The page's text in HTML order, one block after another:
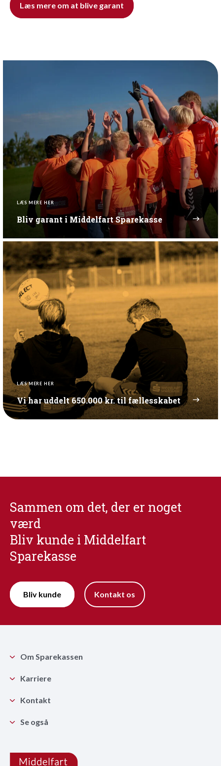
Læs mere om at blive garant
LÆS MERE HER
Bliv garant i Middelfart Sparekasse
LÆS MERE HER
Vi har uddelt 650.000 kr. til fællesskabet
Sammen om det, der er noget
værd
Bliv kunde i Middelfart
Sparekasse
Bliv kunde Kontakt os
Om Sparekassen
Karriere
Kontakt
Se også